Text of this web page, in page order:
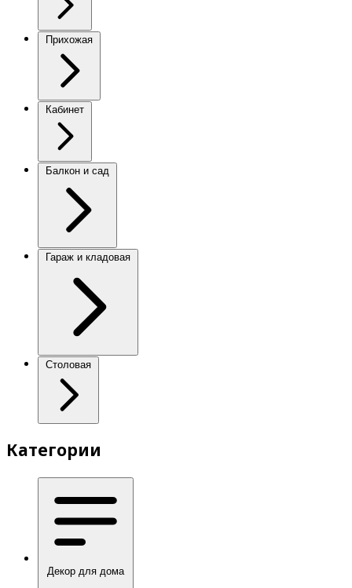
Прихожая
Кабинет
Балкон и сад
Гараж и кладовая
Столовая
Категории
Декор для дома